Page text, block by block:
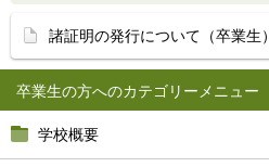
卒業生の方へ
学校概要
諸証明の発行について（卒業生）